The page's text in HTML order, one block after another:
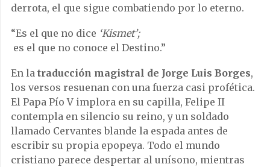
derrota, el que sigue combatiendo por lo eterno.
“Es el que no dice ‘Kismet’;
es el que no conoce el Destino.”
En la traducción magistral de Jorge Luis Borges,
los versos resuenan con una fuerza casi profética.
El Papa Pío V implora en su capilla, Felipe II
contempla en silencio su reino, y un soldado
llamado Cervantes blande la espada antes de
escribir su propia epopeya. Todo el mundo
cristiano parece despertar al unísono, mientras